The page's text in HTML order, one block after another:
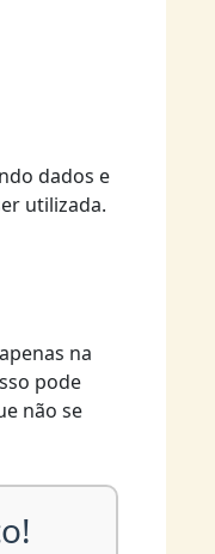
dados e
utilizada.
na
pode
não se